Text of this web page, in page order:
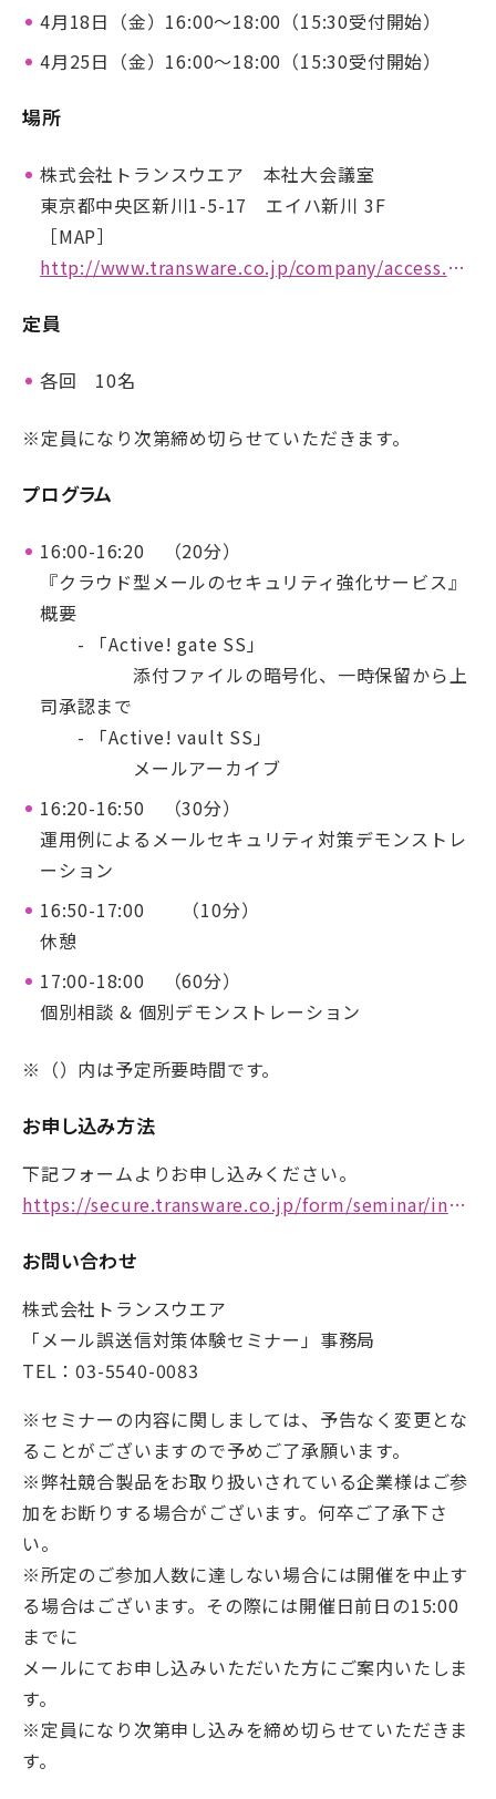
4月18日（金）16:00～18:00（15:30受付開始）
4月25日（金）16:00～18:00（15:30受付開始）
場所
株式会社トランスウエア 本社大会議室
東京都中央区新川1-5-17 エイハ新川 3F
［MAP］
http://www.transware.co.jp/company/access.html
定員
各回 10名
※定員になり次第締め切らせていただきます。
プログラム
16:00-16:20 （20分）
『クラウド型メールのセキュリティ強化サービス』
概要
- 「Active! gate SS」
添付ファイルの暗号化、一時保留から上
司承認まで
- 「Active! vault SS」
メールアーカイブ
16:20-16:50 （30分）
運用例によるメールセキュリティ対策デモンストレ
ーション
16:50-17:00 （10分）
休憩
17:00-18:00 （60分）
個別相談 & 個別デモンストレーション
※（）内は予定所要時間です。
お申し込み方法
下記フォームよりお申し込みください。
https://secure.transware.co.jp/form/seminar/index.php
お問い合わせ
株式会社トランスウエア
「メール誤送信対策体験セミナー」事務局
TEL：03-5540-0083
※セミナーの内容に関しましては、予告なく変更とな
ることがございますので予めご了承願います。
※弊社競合製品をお取り扱いされている企業様はご参
加をお断りする場合がございます。何卒ご了承下さ
い。
※所定のご参加人数に達しない場合には開催を中止す
る場合はございます。その際には開催日前日の15:00
までに
メールにてお申し込みいただいた方にご案内いたしま
す。
※定員になり次第申し込みを締め切らせていただきま
す。